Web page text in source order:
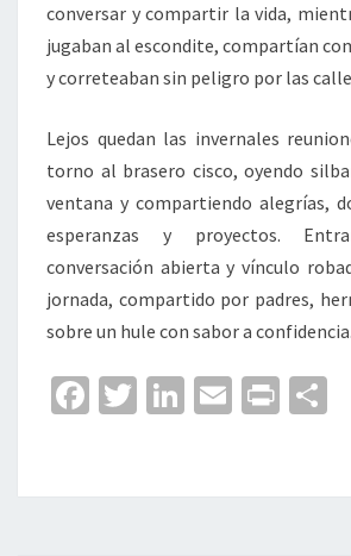
conversar y compartir la vida,
jugaban al escondite, compartían
y correteaban sin peligro por las
Lejos quedan las invernales
torno al brasero cisco, oyendo
ventana y compartiendo alegrías,
esperanzas y proyectos.
conversación abierta y vínculo
jornada, compartido por padres,
sobre un hule con sabor a confidencia.
Fa
o
T
er
Li
dI
E
l
Pr
p